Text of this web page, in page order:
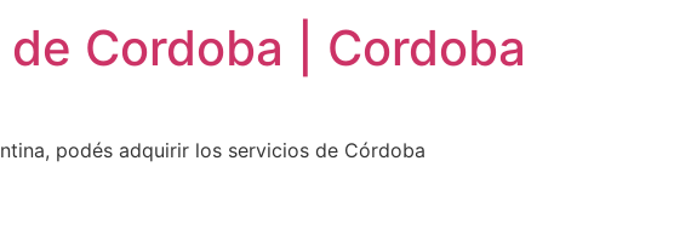
Cordoba | Cordoba
podés adquirir los servicios de Córdoba